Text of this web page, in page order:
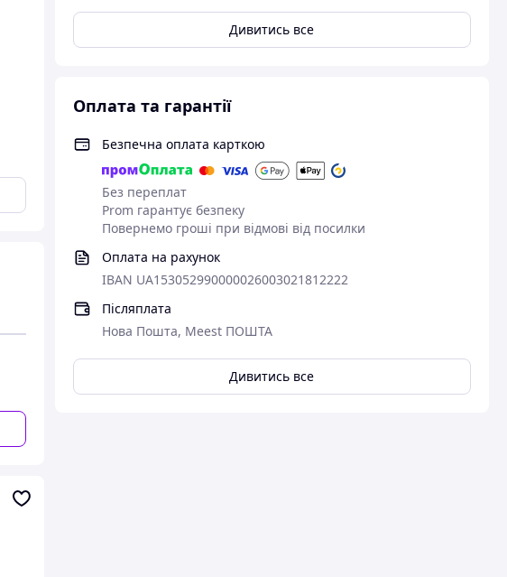
Дивитись все
Оплата та гарантії
Безпечна оплата карткою
Без переплат
Prom гарантує безпеку
Повернемо гроші при відмові від посилки
Оплата на рахунок
IBAN UA153052990000026003021812222
Післяплата
Нова Пошта, Meest ПОШТА
Дивитись все